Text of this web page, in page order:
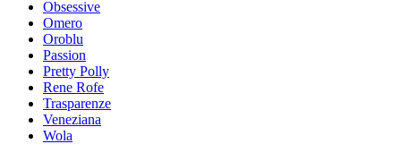
Obsessive
Omero
Oroblu
Passion
Pretty Polly
Rene Rofe
Trasparenze
Veneziana
Wola